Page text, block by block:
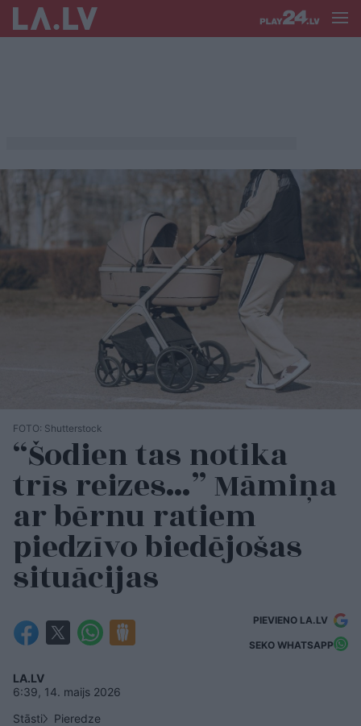
FOTO: Shutterstock
“Šodien tas notika
trīs reizes…” Māmiņa
ar bērnu ratiem
piedzīvo biedējošas
situācijas
PIEVIENO LA.LV
SEKO WHATSAPP
LA.LV
6:39, 14. maijs 2026
Stāsti
Pieredze